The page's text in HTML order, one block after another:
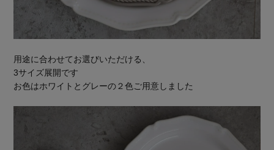
用途に合わせてお選びいただける、
3サイズ展開です
お色はホワイトとグレーの２色ご用意しました